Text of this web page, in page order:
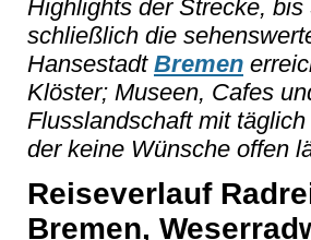
Highlights der Strecke, bis
schließlich die
Hansestadt Bremen
Klöster; Museen, Cafes
Flusslandschaft mit
der keine Wünsche offen
Reiseverlauf
Bremen,